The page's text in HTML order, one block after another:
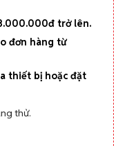
trở lên.
đơn hàng từ
thiết bị hoặc đặt
thử.